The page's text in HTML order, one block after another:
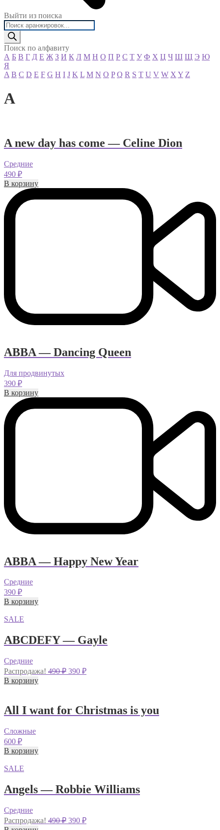
Выйти из поиска
Поиск
товаров
Поиск по алфавиту
А Б В Г Д Е Ж З И К Л М Н О П Р С Т У Ф Х Ц Ч Ш Щ Э Ю
Я
A B C D E F G H I J K L M N O P Q R S T U V W X Y Z
A
A new day has come — Celine Dion
Средние
490 ₽
В корзину
ABBA — Dancing Queen
Для продвинутых
390 ₽
В корзину
ABBA — Happy New Year
Средние
390 ₽
В корзину
SALE
ABCDEFY — Gayle
Средние
Распродажа! 490₽ Первоначальная
390 ₽Текущая
В корзину
All I want for Christmas is you
Сложные
600 ₽
В корзину
SALE
Angels — Robbie Williams
Средние
Распродажа! 490₽ Первоначальная
390 ₽Текущая